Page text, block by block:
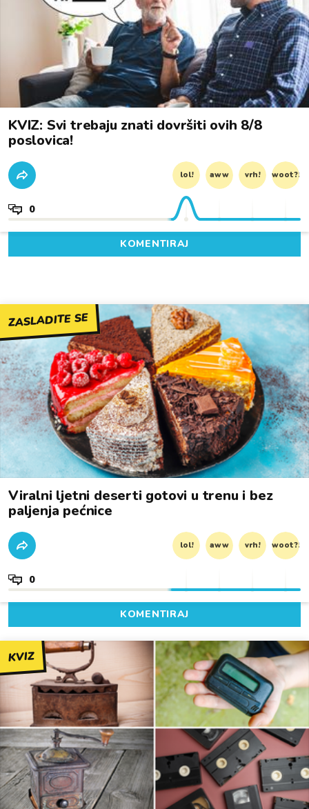
KVIZ: Svi trebaju znati dovršiti ovih 8/8
poslovica!
lol! aww vrh! woot?!
0
KOMENTIRAJ
ZASLADITE SE
Viralni ljetni deserti gotovi u trenu i bez
paljenja pećnice
lol! aww vrh! woot?!
0
KOMENTIRAJ
KVIZ